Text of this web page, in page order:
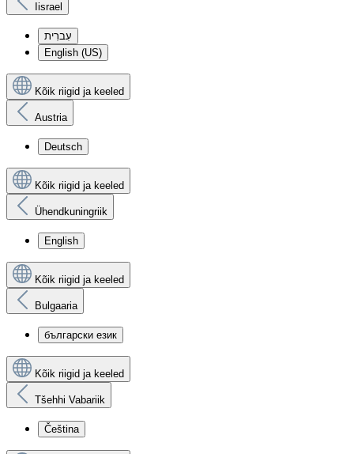
Iisrael
עִברִית
English (US)
Kõik riigid ja keeled
Austria
Deutsch
Kõik riigid ja keeled
Ühendkuningriik
English
Kõik riigid ja keeled
Bulgaaria
български език
Kõik riigid ja keeled
Tšehhi Vabariik
Čeština